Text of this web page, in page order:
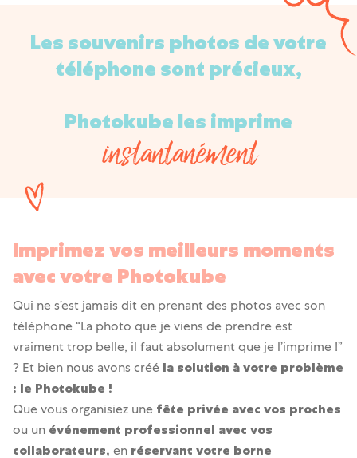
Les souvenirs photos de votre
téléphone sont précieux,
Photokube les imprime
instantanément
Imprimez vos meilleurs moments
avec votre Photokube
Qui ne s’est jamais dit en prenant des photos avec son
téléphone “La photo que je viens de prendre est
vraiment trop belle, il faut absolument que je l’imprime !”
? Et bien nous avons créé la solution à votre problème
: le Photokube !
Que vous organisiez une fête privée avec vos proches
ou un événement professionnel avec vos
collaborateurs, en réservant votre borne